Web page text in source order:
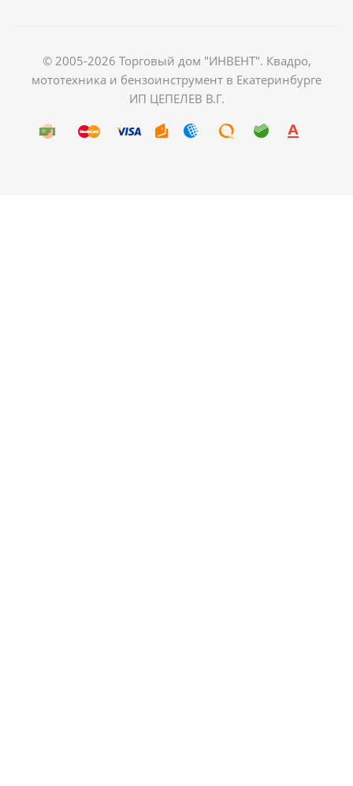
© 2005-2026 Торговый дом "ИНВЕНТ". Квадро,
мототехника и бензоинструмент в Екатеринбурге
ИП ЦЕПЕЛЕВ В.Г.